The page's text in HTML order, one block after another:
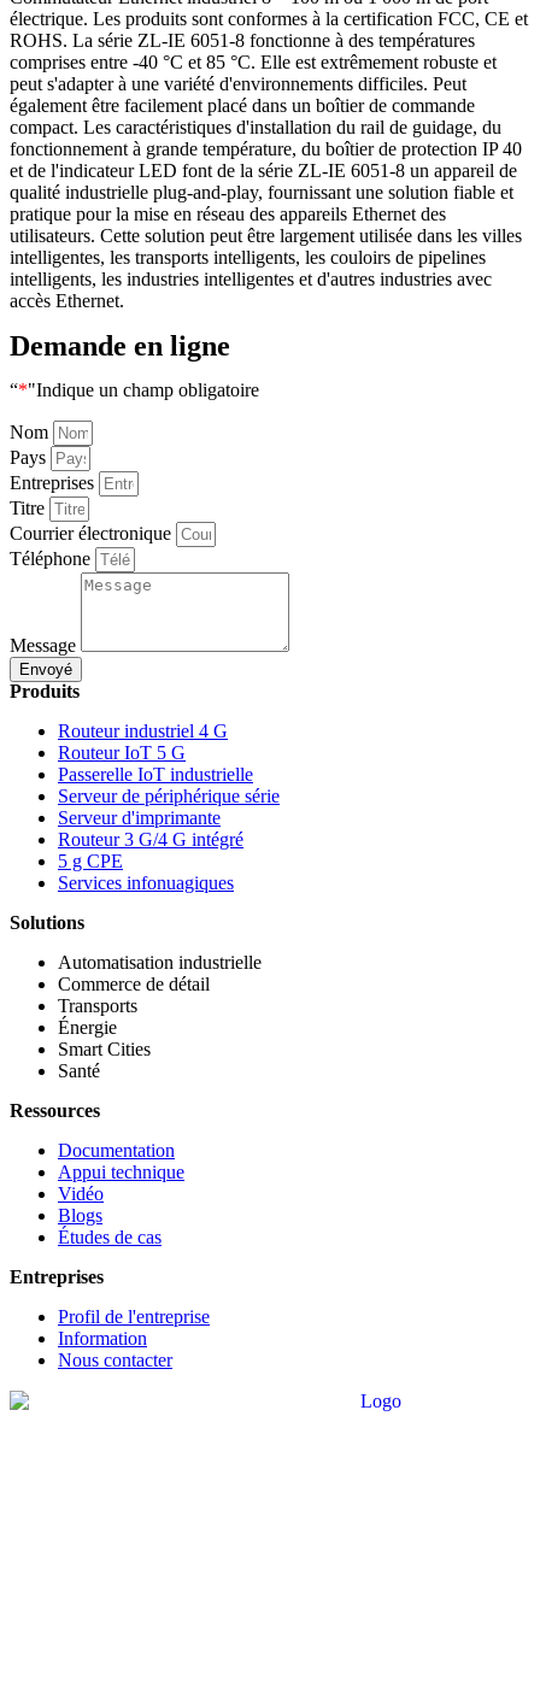
électrique. Les produits sont conformes à la certification FCC, CE et
ROHS. La série ZL-IE 6051-8 fonctionne à des températures
comprises entre -40 °C et 85 °C. Elle est extrêmement robuste et
peut s'adapter à une variété d'environnements difficiles. Peut
également être facilement placé dans un boîtier de commande
compact. Les caractéristiques d'installation du rail de guidage, du
fonctionnement à grande température, du boîtier de protection IP 40
et de l'indicateur LED font de la série ZL-IE 6051-8 un appareil de
qualité industrielle plug-and-play, fournissant une solution fiable et
pratique pour la mise en réseau des appareils Ethernet des
utilisateurs. Cette solution peut être largement utilisée dans les villes
intelligentes, les transports intelligents, les couloirs de pipelines
intelligents, les industries intelligentes et d'autres industries avec
accès Ethernet.
Demande en ligne
“*"Indique un champ obligatoire
Nom
Pays
Entreprises
Titre
Courrier électronique
Téléphone
Message
Envoyé
Produits
Routeur industriel 4 G
Routeur IoT 5 G
Passerelle IoT industrielle
Serveur de périphérique série
Serveur d'imprimante
Routeur 3 G/4 G intégré
5 g CPE
Services infonuagiques
Solutions
Automatisation industrielle
Commerce de détail
Transports
Énergie
Smart Cities
Santé
Ressources
Documentation
Appui technique
Vidéo
Blogs
Études de cas
Entreprises
Profil de l'entreprise
Information
Nous contacter